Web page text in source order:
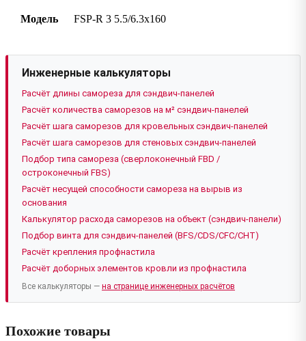
Модель FSP-R 3 5.5/6.3х160
Инженерные калькуляторы
Расчёт длины самореза для сэндвич-панелей
Расчёт количества саморезов на м² сэндвич-панелей
Расчёт шага саморезов для кровельных сэндвич-панелей
Расчёт шага саморезов для стеновых сэндвич-панелей
Подбор типа самореза (сверлоконечный FBD /
остроконечный FBS)
Расчёт несущей способности самореза на вырыв из
основания
Калькулятор расхода саморезов на объект (сэндвич-панели)
Подбор винта для сэндвич-панелей (BFS/CDS/CFC/CHT)
Расчёт крепления профнастила
Расчёт доборных элементов кровли из профнастила
Все калькуляторы — на странице инженерных расчётов
Похожие товары